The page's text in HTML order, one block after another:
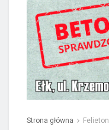
Strona główna Felieton